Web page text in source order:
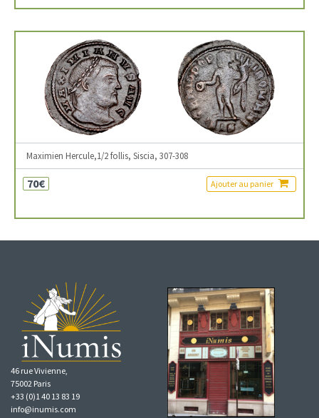
Maximien Hercule,1/2 follis, Siscia, 307-308
70€ Ajouter au panier
46 rue Vivienne,
75002 Paris
+33 (0)1 40 13 83 19
info@inumis.com